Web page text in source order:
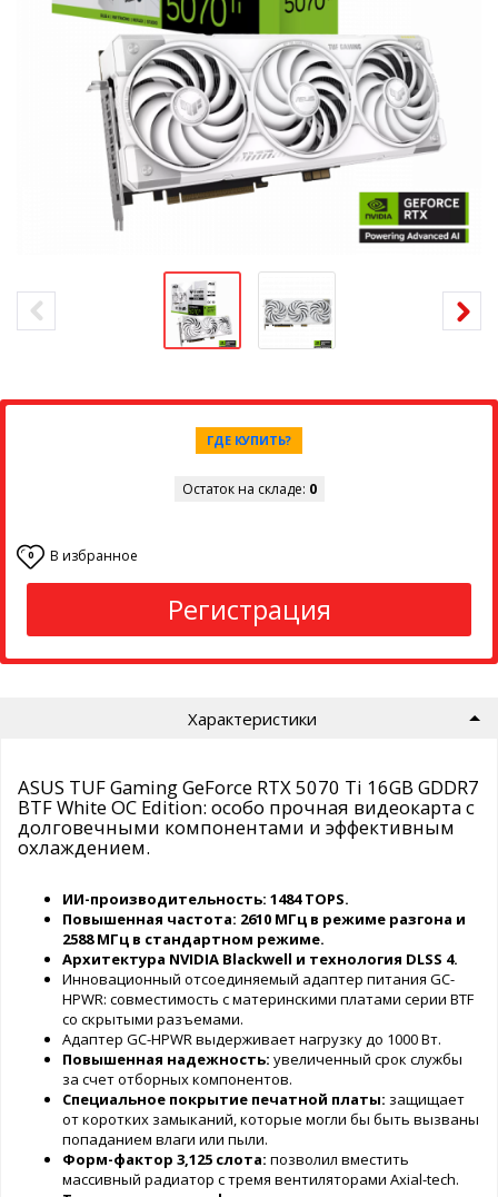
ГДЕ КУПИТЬ?
Остаток на складе: 0
0 В избранное
Регистрация
Характеристики
ASUS TUF Gaming GeForce RTX 5070 Ti 16GB GDDR7
BTF White OC Edition: особо прочная видеокарта с
долговечными компонентами и эффективным
охлаждением.
ИИ-производительность: 1484 TOPS.
Повышенная частота: 2610 МГц в режиме разгона и
2588 МГц в стандартном режиме.
Архитектура NVIDIA Blackwell и технология DLSS 4.
Инновационный отсоединяемый адаптер питания GC-
HPWR: совместимость с материнскими платами серии BTF
со скрытыми разъемами.
Адаптер GC-HPWR выдерживает нагрузку до 1000 Вт.
Повышенная надежность: увеличенный срок службы
за счет отборных компонентов.
Специальное покрытие печатной платы: защищает
от коротких замыканий, которые могли бы быть вызваны
попаданием влаги или пыли.
Форм-фактор 3,125 слота: позволил вместить
массивный радиатор с тремя вентиляторами Axial-tech.